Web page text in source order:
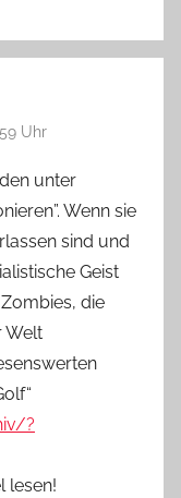
Uhr
unter
Wenn sie
sind und
Geist
die
Welt
?
lesen!